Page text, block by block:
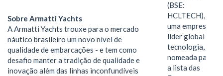
Sobre Armatti Yachts
A Armatti Yachts trouxe para o mercado
náutico brasileiro um novo nível de
qualidade de embarcações - e tem como
desafio manter a tradição de qualidade e
inovação além das linhas inconfundíveis
(BSE:
HCLTECH),
uma empresa
líder global em
tecnologia, foi
nomeada para
a lista das